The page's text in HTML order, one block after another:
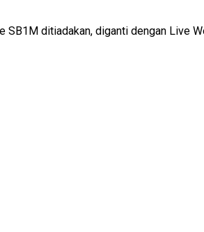
ditiadakan, diganti dengan Live